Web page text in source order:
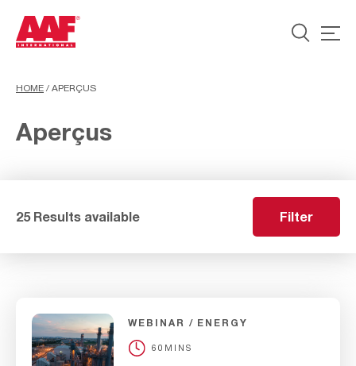
HOME / APERÇUS
Aperçus
25 Results available Filter
WEBINAR ENERGY
60MINS